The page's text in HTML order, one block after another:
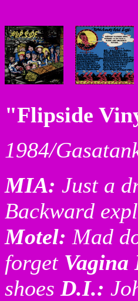
"Flipside
1984/
MIA: Just a
Backward
Motel: Mad
forget Vagina
shoes D.I.: